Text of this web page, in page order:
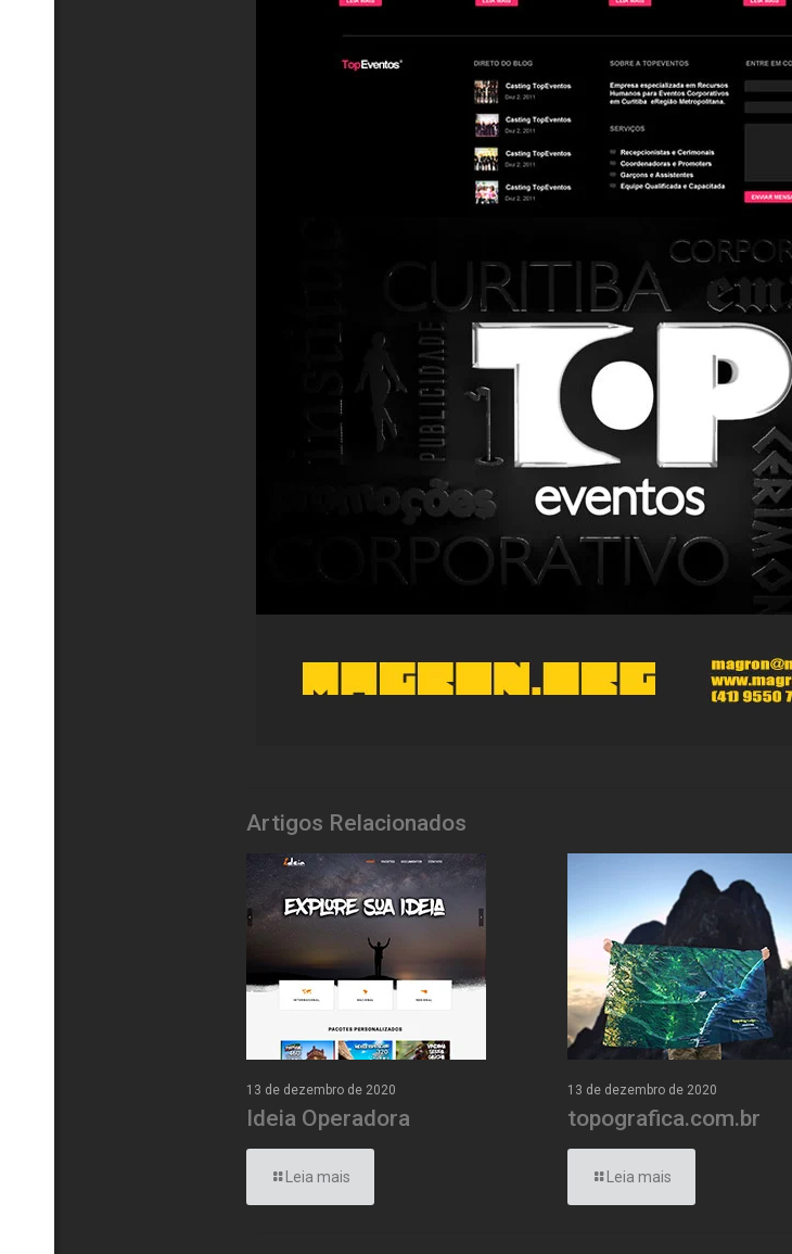
Artigos Relacionados
13 de dezembro de 2020
Ideia Operadora
Leia mais
13 de dezembro de 2020
topografica.com.br
Leia mais